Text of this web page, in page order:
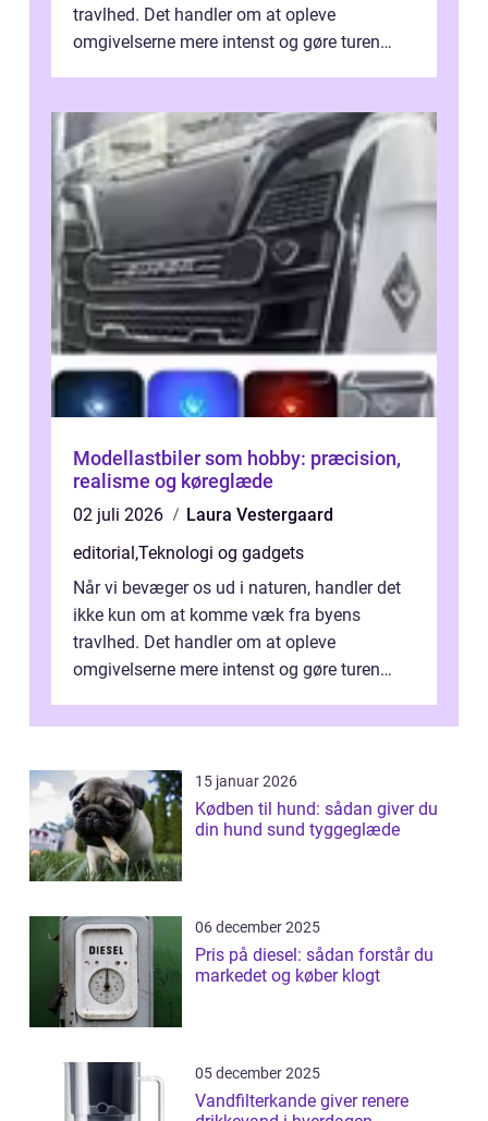
travlhed. Det handler om at opleve
omgivelserne mere intenst og gøre turen
Modellastbiler som hobby: præcision,
realisme og køreglæde
02 juli 2026
Laura Vestergaard
editorial ,Teknologi og gadgets
Når vi bevæger os ud i naturen, handler det
ikke kun om at komme væk fra byens
travlhed. Det handler om at opleve
omgivelserne mere intenst og gøre turen
15 januar 2026
Kødben til hund: sådan giver du
din hund sund tyggeglæde
06 december 2025
Pris på diesel: sådan forstår du
markedet og køber klogt
05 december 2025
Vandfilterkande giver renere